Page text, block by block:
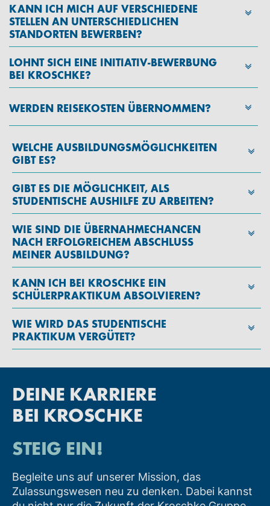
KANN ICH MICH AUF VERSCHIEDENE
STELLEN AN UNTERSCHIEDLICHEN
STANDORTEN BEWERBEN?
LOHNT SICH EINE INITIATIV-BEWERBUNG
BEI KROSCHKE?
WERDEN REISEKOSTEN ÜBERNOMMEN?
WELCHE AUSBILDUNGSMÖGLICHKEITEN
GIBT ES?
GIBT ES DIE MÖGLICHKEIT, ALS
STUDENTISCHE AUSHILFE ZU ARBEITEN?
WIE SIND DIE ÜBERNAHMECHANCEN
NACH ERFOLGREICHEM ABSCHLUSS
MEINER AUSBILDUNG?
KANN ICH BEI KROSCHKE EIN
SCHÜLERPRAKTIKUM ABSOLVIEREN?
WIE WIRD DAS STUDENTISCHE
PRAKTIKUM VERGÜTET?
DEINE KARRIERE
BEI KROSCHKE
STEIG EIN!
Begleite uns auf unserer Mission, das
Zulassungswesen neu zu denken. Dabei kannst